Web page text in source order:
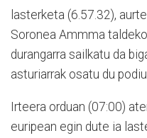
lasterketa (6.57.32),
Soronea Ammma
durangarra sailkatu da
asturiarrak osatu du
Irteera orduan (07:00)
euripean egin dute ia